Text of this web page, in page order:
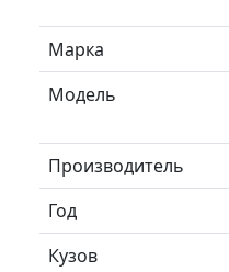
Марка
Модель
Производитель
Год
Кузов